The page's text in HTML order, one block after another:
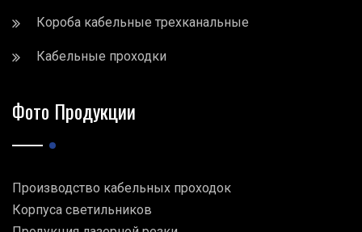
Короба кабельные трехканальные
Кабельные проходки
Фото Продукции
Производство кабельных проходок
Корпуса светильников